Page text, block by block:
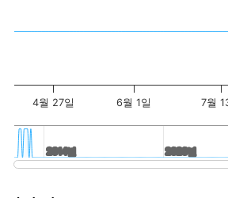
4월 27일 6월 1일 7월
2014년
2014년 2020년
2020년